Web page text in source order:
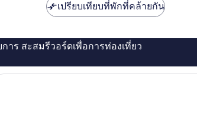
เปรียบเทียบที่พักที่คล้ายกัน
าร สะสมรีวอร์ดเพื่อการท่องเที่ยว